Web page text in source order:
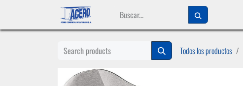
Todos los productos